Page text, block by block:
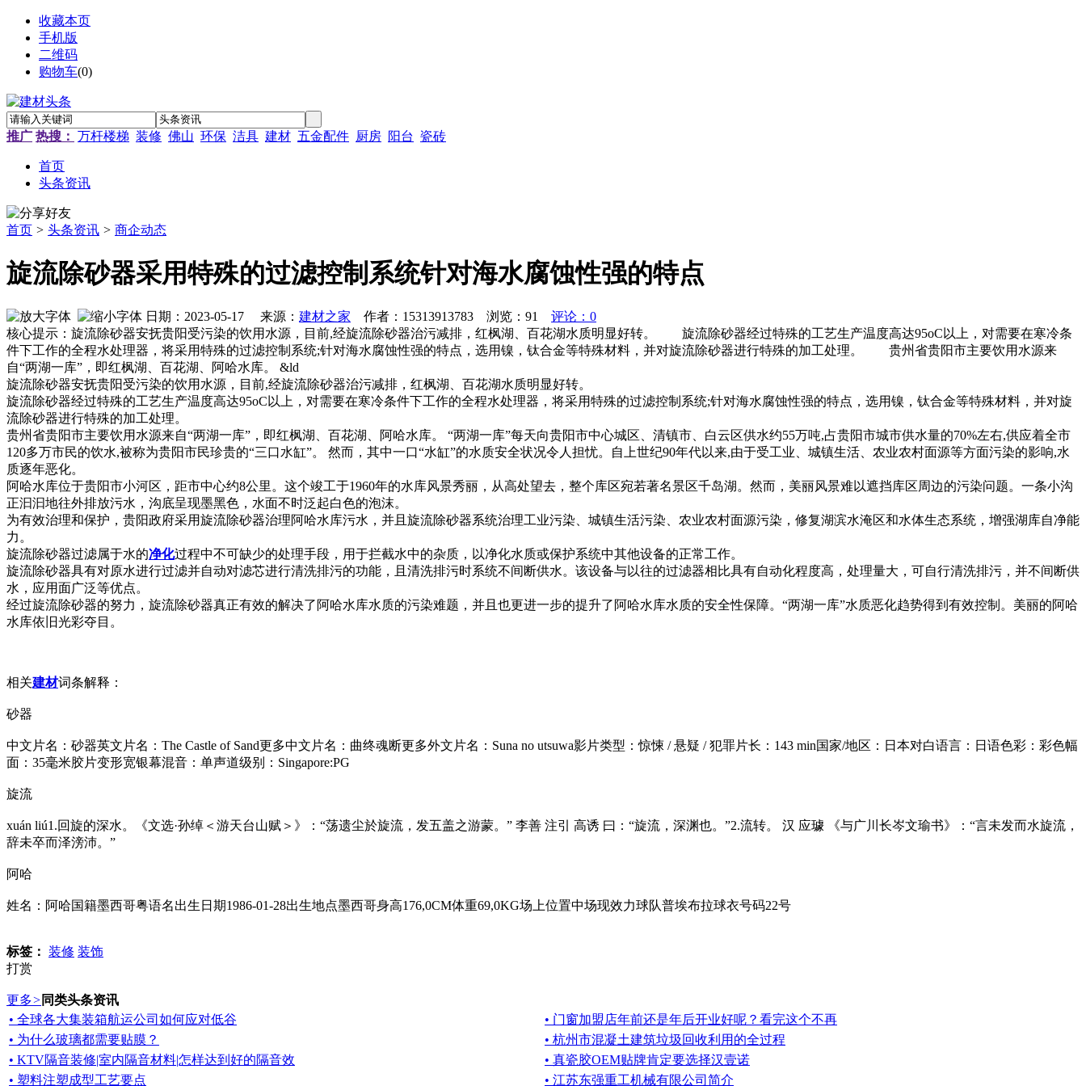
收藏本页
手机版
二维码
购物车(0)
推广 热搜： 万杆楼梯 装修 佛山 环保 洁具 建材 五金配件 厨房 阳台 瓷砖
首页
头条资讯
首页 > 头条资讯 > 商企动态
旋流除砂器采用特殊的过滤控制系统针对海水腐蚀性强的特点
日期：2023-05-17 来源： 建材之家 作者：15313913783 浏览： 91
评论：0
核心提示：旋流除砂器安抚贵阳受污染的饮用水源，目前,经旋流除砂器治污减排，红枫湖、百花湖水质明显好转。 旋流除砂器经过特殊的工艺生产温度高达95oC以上，对需要在寒冷条
件下工作的全程水处理器，将采用特殊的过滤控制系统;针对海水腐蚀性强的特点，选用镍，钛合金等特殊材料，并对旋流除砂器进行特殊的加工处理。 贵州省贵阳市主要饮用水源来
自“两湖一库”，即红枫湖、百花湖、阿哈水库。 &ld
旋流除砂器安抚贵阳受污染的饮用水源，目前,经旋流除砂器治污减排，红枫湖、百花湖水质明显好转。
旋流除砂器经过特殊的工艺生产温度高达95oC以上，对需要在寒冷条件下工作的全程水处理器，将采用特殊的过滤控制系统;针对海水腐蚀性强的特点，选用镍，钛合金等特殊材料，并对旋
流除砂器进行特殊的加工处理。
贵州省贵阳市主要饮用水源来自“两湖一库”，即红枫湖、百花湖、阿哈水库。 “两湖一库”每天向贵阳市中心城区、清镇市、白云区供水约55万吨,占贵阳市城市供水量的70%左右,供应着全市
120多万市民的饮水,被称为贵阳市民珍贵的“三口水缸”。 然而，其中一口“水缸”的水质安全状况令人担忧。自上世纪90年代以来,由于受工业、城镇生活、农业农村面源等方面污染的影响,水
质逐年恶化。
阿哈水库位于贵阳市小河区，距市中心约8公里。这个竣工于1960年的水库风景秀丽，从高处望去，整个库区宛若著名景区千岛湖。然而，美丽风景难以遮挡库区周边的污染问题。一条小沟
正汩汩地往外排放污水，沟底呈现墨黑色，水面不时泛起白色的泡沫。
为有效治理和保护，贵阳政府采用旋流除砂器治理阿哈水库污水，并且旋流除砂器系统治理工业污染、城镇生活污染、农业农村面源污染，修复湖滨水淹区和水体生态系统，增强湖库自净能
力。
旋流除砂器过滤属于水的净化过程中不可缺少的处理手段，用于拦截水中的杂质，以净化水质或保护系统中其他设备的正常工作。
旋流除砂器具有对原水进行过滤并自动对滤芯进行清洗排污的功能，且清洗排污时系统不间断供水。该设备与以往的过滤器相比具有自动化程度高，处理量大，可自行清洗排污，并不间断供
水，应用面广泛等优点。
经过旋流除砂器的努力，旋流除砂器真正有效的解决了阿哈水库水质的污染难题，并且也更进一步的提升了阿哈水库水质的安全性保障。“两湖一库”水质恶化趋势得到有效控制。美丽的阿哈
水库依旧光彩夺目。
相关建材词条解释：
砂器
中文片名：砂器英文片名：The Castle of Sand更多中文片名：曲终魂断更多外文片名：Suna no utsuwa影片类型：惊悚 / 悬疑 / 犯罪片长：143 min国家/地区：日本对白语言：日语色彩：彩色幅
面：35毫米胶片变形宽银幕混音：单声道级别：Singapore:PG
旋流
xuán liú1.回旋的深水。《文选·孙绰＜游天台山赋＞》：“荡遗尘於旋流，发五盖之游蒙。” 李善 注引 高诱 曰：“旋流，深渊也。”2.流转。 汉 应璩 《与广川长岑文瑜书》：“言未发而水旋流，
辞未卒而泽滂沛。”
阿哈
姓名：阿哈国籍墨西哥粤语名出生日期1986-01-28出生地点墨西哥身高176,0CM体重69,0KG场上位置中场现效力球队普埃布拉球衣号码22号
标签： 装修 装饰
打赏
更多> 同类头条资讯
• 全球各大集装箱航运公司如何应对低谷
• 门窗加盟店年前还是年后开业好呢？看完这个不再
• 为什么玻璃都需要贴膜？
• 杭州市混凝土建筑垃圾回收利用的全过程
• KTV隔音装修|室内隔音材料|怎样达到好的隔音效
• 真瓷胶OEM贴牌肯定要选择汉壹诺
• 塑料注塑成型工艺要点
• 江苏东强重工机械有限公司简介